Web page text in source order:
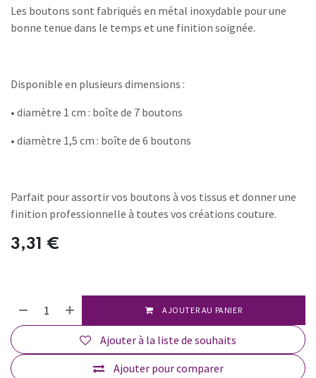
Les boutons sont fabriqués en métal inoxydable pour une
bonne tenue dans le temps et une finition soignée.
Disponible en plusieurs dimensions :
• diamètre 1 cm : boîte de 7 boutons
• diamètre 1,5 cm : boîte de 6 boutons
Parfait pour assortir vos boutons à vos tissus et donner une
finition professionnelle à toutes vos créations couture.
3,31 €
AJOUTER AU PANIER
Ajouter pour comparer
Ajouter à la liste de souhaits